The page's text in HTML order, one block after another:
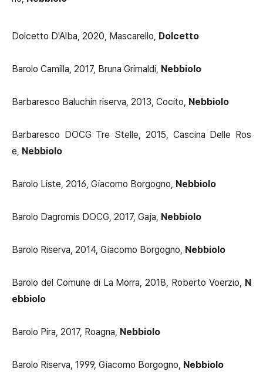
Dolcetto D'Alba, 2020, Mascarello, Dolcetto
Barolo Camilla, 2017, Bruna Grimaldi, Nebbiolo
Barbaresco Baluchin riserva, 2013, Cocito, Nebbiolo
Barbaresco DOCG Tre Stelle, 2015, Cascina Delle Ros
e, Nebbiolo
Barolo Liste, 2016, Giacomo Borgogno, Nebbiolo
Barolo Dagromis DOCG, 2017, Gaja, Nebbiolo
Barolo Riserva, 2014, Giacomo Borgogno, Nebbiolo
Barolo del Comune di La Morra, 2018, Roberto Voerzio, N
ebbiolo
Barolo Pira, 2017, Roagna, Nebbiolo
Barolo Riserva, 1999, Giacomo Borgogno, Nebbiolo